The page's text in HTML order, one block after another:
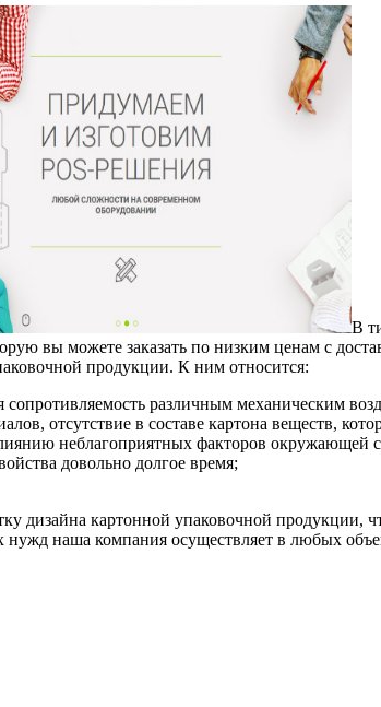
В
вы можете заказать по низким ценам с
продукции. К ним относится:
различным механическим
отсутствие в составе картона веществ,
неблагоприятных факторов
довольно долгое время;
дизайна картонной упаковочной продукции,
наша компания осуществляет в любых